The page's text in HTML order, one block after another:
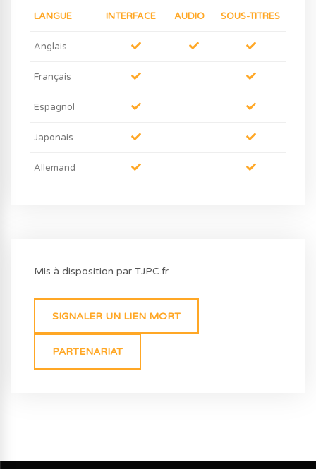
LANGUE INTERFACE AUDIO SOUS-TITRES
Anglais
Français
Espagnol
Japonais
Allemand
Mis à disposition par TJPC.fr
SIGNALER UN LIEN MORT
PARTENARIAT